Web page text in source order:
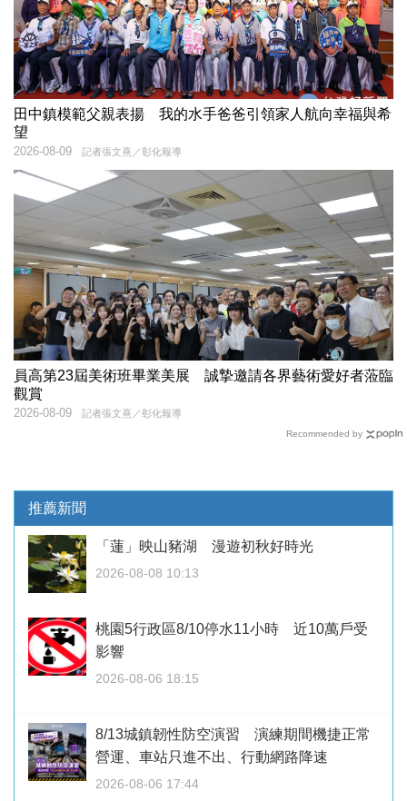
田中鎮模範父親表揚 我的水手爸爸引領家人航向幸福與希
望
記者張文熹／彰化報導
2026-08-09
員高第23屆美術班畢業美展 誠摯邀請各界藝術愛好者蒞臨
觀賞
記者張文熹／彰化報導
2026-08-09
Recommended by
推薦新聞
「蓮」映山豬湖 漫遊初秋好時光
2026-08-08 10:13
桃園5行政區8/10停水11小時 近10萬戶受
影響
2026-08-06 18:15
8/13城鎮韌性防空演習 演練期間機捷正常
營運、車站只進不出、行動網路降速
2026-08-06 17:44